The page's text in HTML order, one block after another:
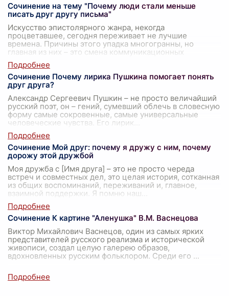
Сочинение на тему "Почему люди стали меньше
писать друг другу письма"
Искусство эпистолярного жанра, некогда
процветавшее, сегодня переживает не лучшие
времена. Причины этого упадка многогранны, но
главная из них – это смена коммуникационных
парадигм
Сочинение Почему лирика Пушкина помогает понять
друг друга?
Александр Сергеевич Пушкин – не просто величайший
русский поэт, он – гений, сумевший облечь в словесную
форму самые сокровенные, самые универсальные
человеческие чувства. Его лирик
Сочинение Мой друг: почему я дружу с ним, почему
дорожу этой дружбой
Моя дружба с [Имя друга] – это не просто череда
встреч и совместных дел, это целая история, сотканная
из общих воспоминаний, переживаний и, главное,
взаимной поддержки. Я помню наш
Сочинение К картине "Аленушка" В.М. Васнецова
Виктор Михайлович Васнецов, один из самых ярких
представителей русского реализма и исторической
живописи, создал целую галерею образов,
вдохновленных русским фольклором. Среди его ...